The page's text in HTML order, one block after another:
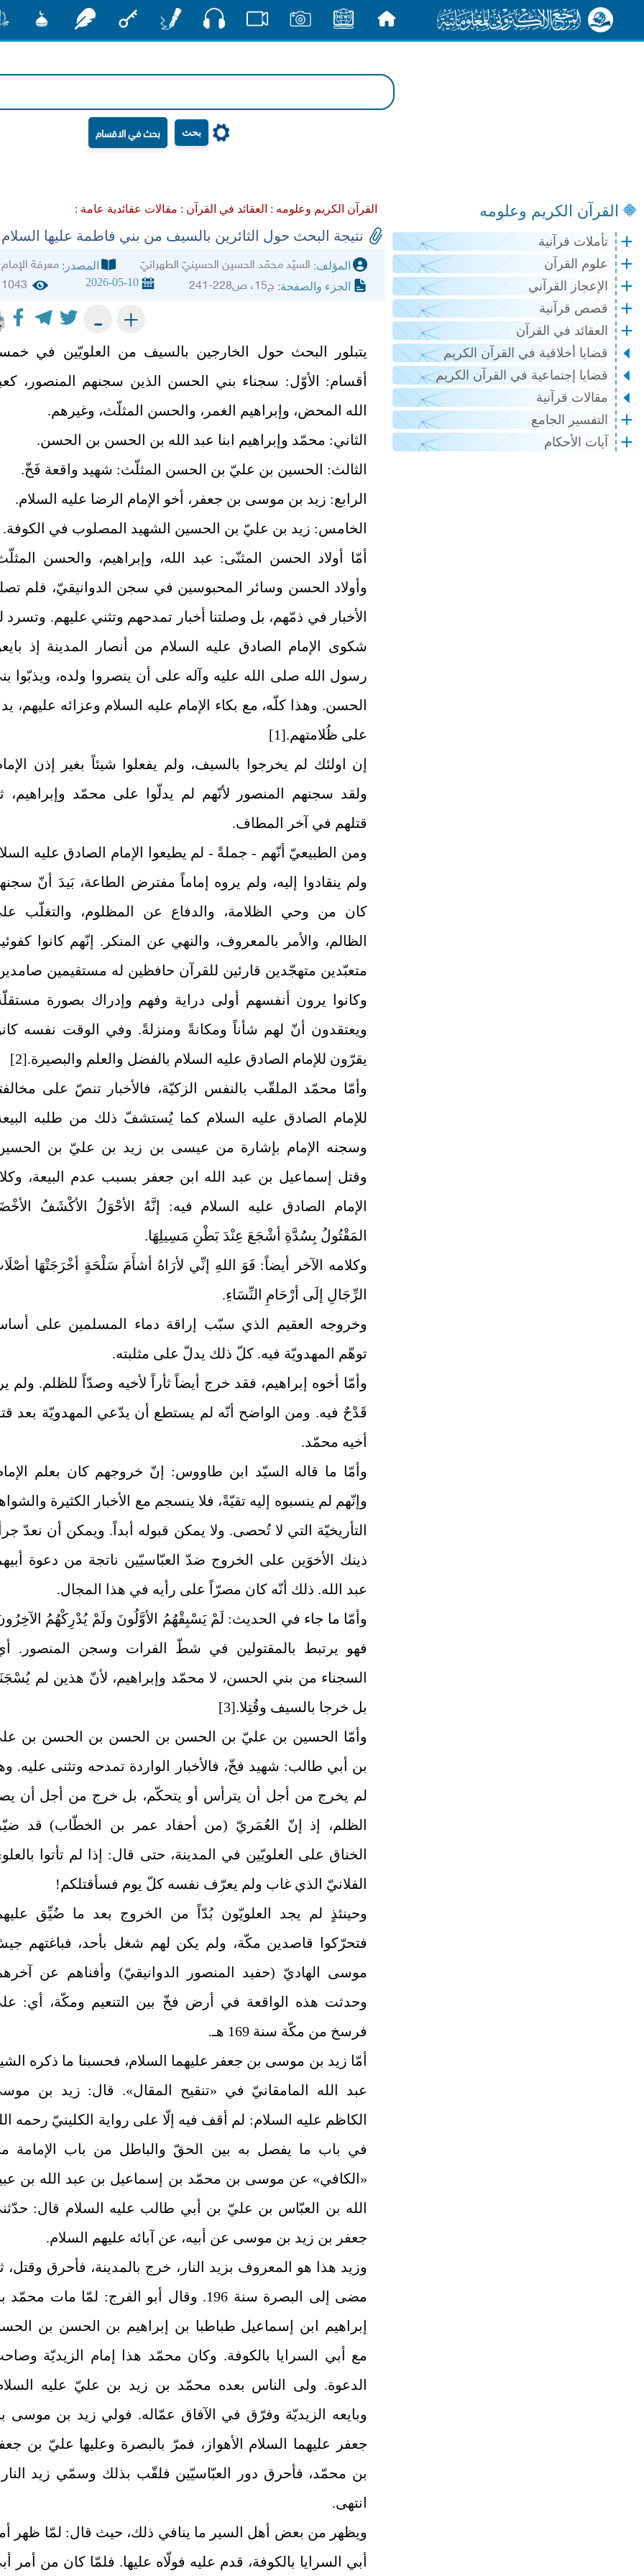
بحث
القرآن الكريم وعلومه
تأملات قرآنية
علوم القرآن
الإعجاز القرآني
قصص قرآنية
العقائد في القرآن
قضايا أخلاقية في القرآن الكريم
قضايا إجتماعية في القرآن الكريم
مقالات قرآنية
التفسير الجامع
آيات الأحكام
القرآن الكريم وعلومه : العقائد في القرآن : مقالات عقائدية عامة :
نتيجة البحث حول الثائرين بالسيف من بني فاطمة عليها السلام‏
المؤلف: السيّد محمّد الحسين الحسينيّ الطهرانيّ‏ المصدر: معرفة الإمام
الجزء والصفحة: ج15، ص228-241 2026-05-10
1043
+
-
يتبلور البحث حول الخارجين بالسيف من العلويّين في
أقسام: الأوّل: سجناء بني الحسن الذين سجنهم المنصور،
الله المحض، وإبراهيم الغمر، والحسن المثلّث، وغيرهم.
الثاني: محمّد وإبراهيم ابنا عبد الله بن الحسن بن الحسن.
الثالث: الحسين بن عليّ بن الحسن المثلّث: شهيد واقعة فَخّ.
الرابع: زيد بن موسى بن جعفر، أخو الإمام الرضا عليه السلام.
الخامس: زيد بن عليّ بن الحسين الشهيد المصلوب في الكوفة.
أمّا أولاد الحسن المثنّى: عبد الله، وإبراهيم، والحسن
وأولاد الحسن وسائر المحبوسين في سجن الدوانيقيّ، فلم
الأخبار في ذمّهم، بل وصلتنا أخبار تمدحهم وتثني عليهم. وتسرد
شكوى الإمام الصادق عليه السلام من أنصار المدينة إذ
رسول الله صلى الله عليه وآله على أن ينصروا ولده، ويذبّوا
الحسن. وهذا كلّه، مع بكاء الإمام عليه السلام وعزائه عليهم،
على ظُلامتهم.[1]
إن اولئك لم يخرجوا بالسيف، ولم يفعلوا شيئاً بغير إذن
ولقد سجنهم المنصور لأنّهم لم يدلّوا على محمّد وإبراهيم،
قتلهم في آخر المطاف.
ومن الطبيعيّ أنّهم - جملةً - لم يطيعوا الإمام الصادق عليه
ولم ينقادوا إليه، ولم يروه إماماً مفترض الطاعة، بَيدَ أنّ
كان من وحي الظلامة، والدفاع عن المظلوم، والتغلّب
الظالم، والأمر بالمعروف، والنهي عن المنكر. إنّهم كانوا
متعبّدين متهجّدين قارئين للقرآن حافظين له مستقيمين
وكانوا يرون أنفسهم أولى دراية وفهم وإدراك بصورة
ويعتقدون أنّ لهم شأناً ومكانةً ومنزلةً. وفي الوقت نفسه
يقرّون للإمام الصادق عليه السلام بالفضل والعلم‏ والبصيرة.[2]
وأمّا محمّد الملقّب بالنفس الزكيّة، فالأخبار تنصّ على
للإمام الصادق عليه السلام كما يُستشفّ ذلك من طلبه
وسجنه الإمام بإشارة من عيسى بن زيد بن عليّ بن
وقتل إسماعيل بن عبد الله ابن جعفر بسبب عدم البيعة،
الإمام الصادق عليه السلام فيه: إنَّهُ الأحْوَلُ الأكْشَفُ
المَقْتُولُ بِسُدَّةِ أشْجَعَ عِنْدَ بَطْنِ مَسِيلِهَا.
وكلامه الآخر أيضاً: فَوَ اللهِ إنِّي لأرَاهُ أشأَمَ سَلْحَةٍ أخْرَجَتْهَا
الرِّجَالِ إلَى أرْحَامِ النِّسَاءِ.
وخروجه العقيم الذي سبّب إراقة دماء المسلمين على
توهّم المهدويّة فيه. كلّ ذلك يدلّ على مثلبته.
وأمّا أخوه إبراهيم، فقد خرج أيضاً ثأراً لأخيه وصدّاً للظلم. ولم
قَدْحٌ فيه. ومن الواضح أنّه لم يستطع أن يدّعي المهدويّة بعد
أخيه محمّد.
وأمّا ما قاله السيّد ابن طاووس: إنّ خروجهم كان بعلم
وإنّهم لم ينسبوه إليه تقيّةً، فلا ينسجم مع الأخبار الكثيرة
التأريخيّة التي لا تُحصى. ولا يمكن قبوله أبداً. ويمكن أن نعدّ
ذينك الأخوَين على الخروج ضدّ العبّاسيّين ناتجة من دعوة
عبد الله. ذلك أنّه كان مصرّاً على رأيه في هذا المجال.
وأمّا ما جاء في الحديث: لَمْ يَسْبِقْهُمُ الأوَّلُونَ ولَمْ يُدْرِكْهُمُ
فهو يرتبط بالمقتولين في شطّ الفرات وسجن المنصور.
السجناء من بني الحسن، لا محمّد وإبراهيم، لأنّ هذين لم
بل خرجا بالسيف‏ وقُتِلا.[3]
وأمّا الحسين بن عليّ بن الحسن بن الحسن بن الحسن بن
بن أبي طالب: شهيد فخّ، فالأخبار الواردة تمدحه وتثنى عليه.
لم يخرج‏ من أجل أن يترأس أو يتحكّم، بل خرج من أجل أن
الظلم، إذ إنّ العُمَريّ (من أحفاد عمر بن الخطّاب) قد
الخناق على العلويّين في المدينة، حتى قال: إذا لم تأتوا
الفلانيّ الذي غاب ولم يعرّف نفسه كلّ يوم فسأقتلكم!
وحينئذٍ لم يجد العلويّون بُدّاً من الخروج بعد ما ضُيِّق
فتحرّكوا قاصدين مكّة، ولم يكن لهم شغل بأحد، فباغتهم
موسى الهاديّ (حفيد المنصور الدوانيقيّ) وأفناهم عن
وحدثت هذه الواقعة في أرض فخّ بين التنعيم ومكّة، أي:
فرسخ من مكّة سنة 169 هـ.
أمّا زيد بن موسى بن جعفر عليهما السلام، فحسبنا ما ذكره
عبد الله المامقانيّ في «تنقيح المقال». قال: زيد بن
الكاظم عليه السلام: لم أقف فيه إلّا على رواية الكلينيّ رحمه
في باب ما يفصل به بين الحقّ والباطل من باب الإمامة
«الكافي» عن موسى بن محمّد بن إسماعيل بن عبد الله بن
الله بن العبّاس بن عليّ بن أبي طالب عليه السلام قال:
جعفر بن زيد بن موسى عن أبيه، عن آبائه عليهم السلام.
وزيد هذا هو المعروف بزيد النار، خرج بالمدينة، فأحرق وقتل،
مضى إلى البصرة سنة 196. وقال أبو الفرج: لمّا مات
إبراهيم ابن إسماعيل طباطبا بن إبراهيم بن الحسن بن
مع أبي السرايا بالكوفة. وكان محمّد هذا إمام الزيديّة
الدعوة. ولى الناس بعده محمّد بن زيد بن عليّ عليه
وبايعه الزيديّة وفرّق في الآفاق عمّاله. فولي زيد بن موسى
جعفر عليهما السلام الأهواز، فمرّ بالبصرة وعليها عليّ بن
بن محمّد، فأحرق دور العبّاسيّين فلقّب بذلك وسمّي زيد
انتهى.
ويظهر من بعض أهل السير ما ينافي ذلك، حيث قال: لمّا ظهر
أبي السرايا بالكوفة، قدم عليه فولّاه عليها. فلمّا كان من أمر